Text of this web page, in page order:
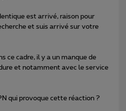
est arrivé, raison pour
et suis arrivé sur votre
ce cadre, il y a un manque de
et notamment avec le service
qui provoque cette réaction ?